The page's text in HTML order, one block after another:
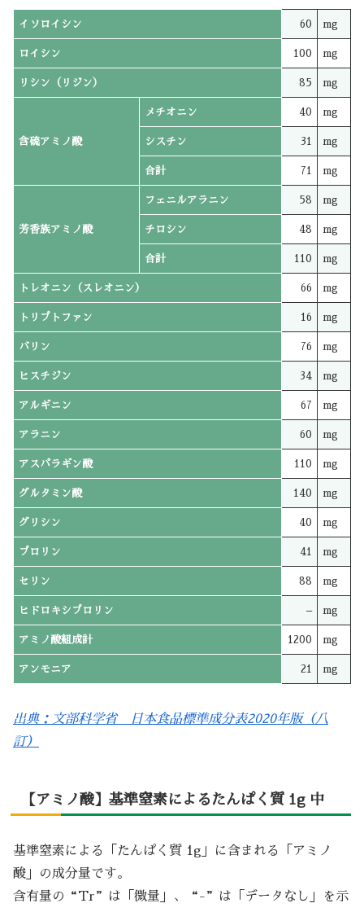
イソロイシン 60 mg
ロイシン 100 mg
リシン（リジン） 85 mg
含硫アミノ酸
メチオニン 40 mg
シスチン 31 mg
合計 71 mg
芳香族アミノ酸
フェニルアラニン 58 mg
チロシン 48 mg
合計 110 mg
トレオニン（スレオニン） 66 mg
トリプトファン 16 mg
バリン 76 mg
ヒスチジン 34 mg
アルギニン 67 mg
アラニン 60 mg
アスパラギン酸 110 mg
グルタミン酸 140 mg
グリシン 40 mg
プロリン 41 mg
セリン 88 mg
ヒドロキシプロリン – mg
アミノ酸組成計 1200 mg
アンモニア 21 mg
出典：文部科学省 日本食品標準成分表2020年版（八
訂）
【アミノ酸】基準窒素によるたんぱく質 1g 中
基準窒素による「たんぱく質 1g」に含まれる「アミノ
酸」の成分量です。
含有量の“Tr”は「微量」、“-”は「データなし」を示